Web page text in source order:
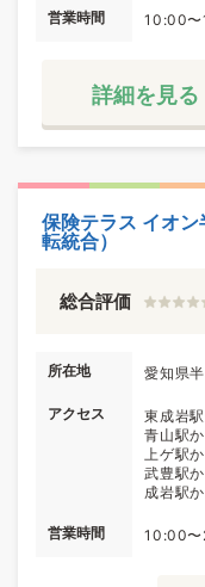
営業時間 10:00〜
詳細を見る
保険テラス イオ
転統合）
総合評価
所在地 愛知県
アクセス
東成岩
青山駅
上ゲ駅
武豊駅
成岩駅
営業時間 10:00〜